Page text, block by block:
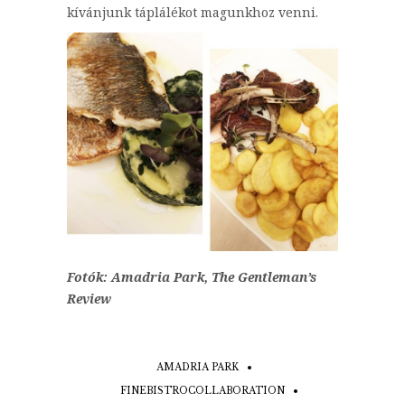
kívánjunk táplálékot magunkhoz venni.
Fotók: Amadria Park, The Gentleman’s
Review
AMADRIA PARK
FINEBISTROCOLLABORATION